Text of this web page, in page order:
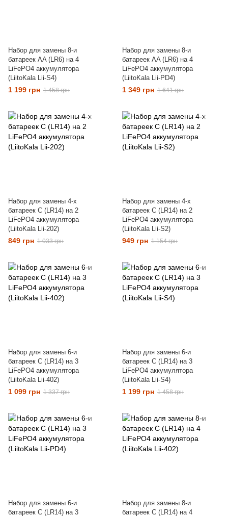
Набор для замены 8-и
батареек AA (LR6) на 4
LiFePO4 аккумулятора
(LiitoKala Lii-S4)
1 199 грн 1 458 грн
Набор для замены 8-и
батареек AA (LR6) на 4
LiFePO4 аккумулятора
(LiitoKala Lii-PD4)
1 349 грн 1 641 грн
Набор для замены 4-x
батареек C (LR14) на 2
LiFePO4 аккумулятора
(LiitoKala Lii-202)
849 грн 1 033 грн
Набор для замены 4-x
батареек C (LR14) на 2
LiFePO4 аккумулятора
(LiitoKala Lii-S2)
949 грн 1 154 грн
Набор для замены 6-и
батареек C (LR14) на 3
LiFePO4 аккумулятора
(LiitoKala Lii-402)
1 099 грн 1 337 грн
Набор для замены 6-и
батареек C (LR14) на 3
LiFePO4 аккумулятора
(LiitoKala Lii-S4)
1 199 грн 1 458 грн
Набор для замены 6-и
батареек C (LR14) на 3
Набор для замены 8-и
батареек C (LR14) на 4